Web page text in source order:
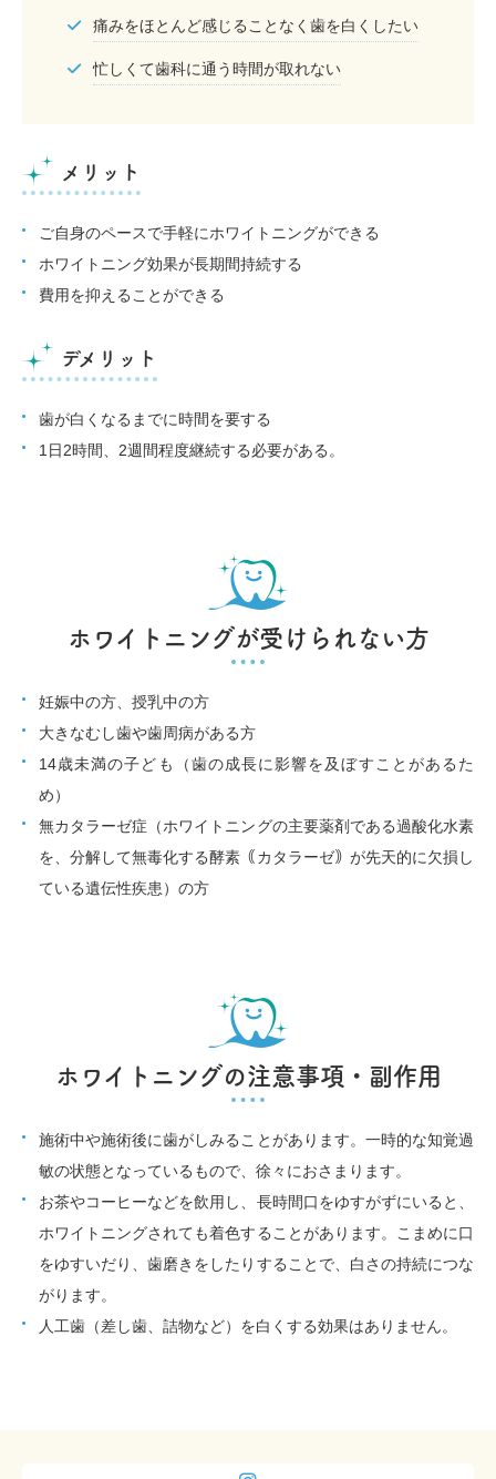
痛みをほとんど感じることなく歯を白くしたい
忙しくて歯科に通う時間が取れない
メリット
ご自身のペースで手軽にホワイトニングができる
ホワイトニング効果が長期間持続する
費用を抑えることができる
デメリット
歯が白くなるまでに時間を要する
1日2時間、2週間程度継続する必要がある。
ホワイトニングが受けられない方
妊娠中の方、授乳中の方
大きなむし歯や歯周病がある方
14歳未満の子ども（歯の成長に影響を及ぼすことがあるた
め）
無カタラーゼ症（ホワイトニングの主要薬剤である過酸化水素
を、分解して無毒化する酵素｟カタラーゼ｠が先天的に欠損し
ている遺伝性疾患）の方
ホワイトニングの注意事項・副作用
施術中や施術後に歯がしみることがあります。一時的な知覚過
敏の状態となっているもので、徐々におさまります。
お茶やコーヒーなどを飲用し、長時間口をゆすがずにいると、
ホワイトニングされても着色することがあります。こまめに口
をゆすいだり、歯磨きをしたりすることで、白さの持続につな
がります。
人工歯（差し歯、詰物など）を白くする効果はありません。